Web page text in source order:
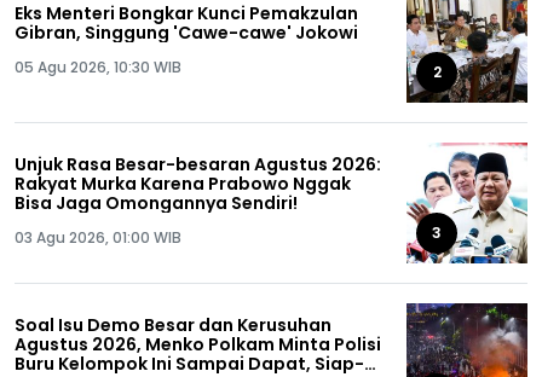
Eks Menteri Bongkar Kunci Pemakzulan
Gibran, Singgung 'Cawe-cawe' Jokowi
05 Agu 2026, 10:30 WIB 2
Unjuk Rasa Besar-besaran Agustus 2026:
Rakyat Murka Karena Prabowo Nggak
Bisa Jaga Omongannya Sendiri!
03 Agu 2026, 01:00 WIB 3
Soal Isu Demo Besar dan Kerusuhan
Agustus 2026, Menko Polkam Minta Polisi
Buru Kelompok Ini Sampai Dapat, Siap-